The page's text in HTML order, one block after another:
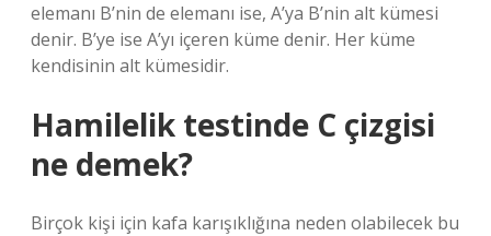
elemanı B’nin de elemanı ise, A’ya B’nin alt kümesi
denir. B’ye ise A’yı içeren küme denir. Her küme
kendisinin alt kümesidir.
Hamilelik testinde C çizgisi
ne demek?
Birçok kişi için kafa karışıklığına neden olabilecek bu